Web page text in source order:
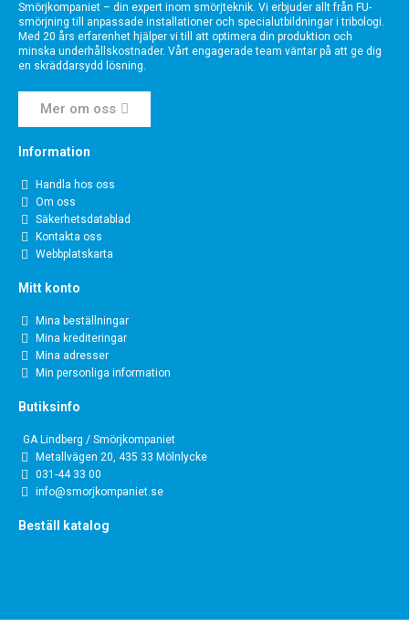
Smörjkompaniet – din expert inom smörjteknik. Vi erbjuder allt från FU-
smörjning till anpassade installationer och specialutbildningar i tribologi.
Med 20 års erfarenhet hjälper vi till att optimera din produktion och
minska underhållskostnader. Vårt engagerade team väntar på att ge dig
en skräddarsydd lösning.
Mer om oss
Information
Handla hos oss
Om oss
Säkerhetsdatablad
Kontakta oss
Webbplatskarta
Mitt konto
Mina beställningar
Mina krediteringar
Mina adresser
Min personliga information
Butiksinfo
GA Lindberg / Smörjkompaniet
Metallvägen 20, 435 33 Mölnlycke
031-44 33 00
info@smorjkompaniet.se
Beställ katalog